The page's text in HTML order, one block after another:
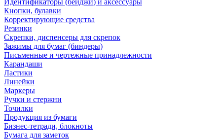
Идентификаторы (бейджи) и аксессуары
Кнопки, булавки
Корректирующие средства
Резинки
Скрепки, диспенсеры для скрепок
Зажимы для бумаг (биндеры)
Письменные и чертежные принадлежности
Карандаши
Ластики
Линейки
Маркеры
Ручки и стержни
Точилки
Продукция из бумаги
Бизнес-тетради, блокноты
Бумага для заметок